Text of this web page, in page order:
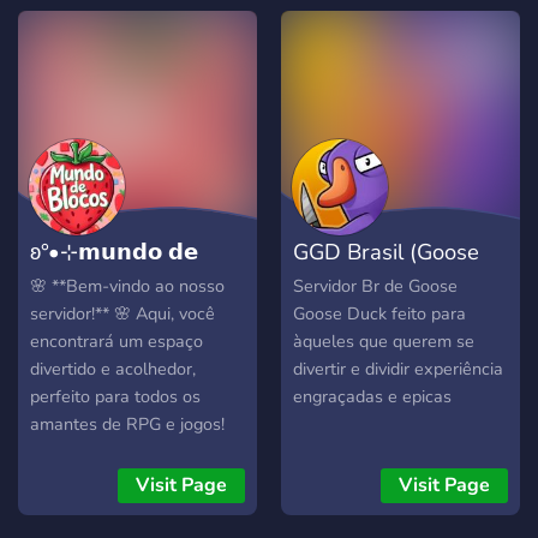
ʚ°•⊹𝗺𝘂𝗻𝗱𝗼 𝗱𝗲
𝗯𝗹𝗼𝗰𝗼𝘀
🌸 **Bem-vindo ao nosso
servidor!** 🌸 Aqui, você
encontrará um espaço
divertido e acolhedor,
perfeito para todos os
amantes de RPG e jogos!
você:** - **Canal de RP:**
Entre em aventuras
Visit Page
GGD Brasil (Goose
Goose Duck)
Servidor Br de Goose
Goose Duck feito para
àqueles que querem se
divertir e dividir experiência
engraçadas e epicas
Visit Page